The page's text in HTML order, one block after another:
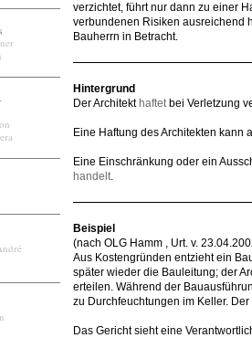
verzichtet, führt nur dann zu einer
verbundenen Risiken ausreichend
Bauherrn in Betracht.
Hintergrund
Der Architekt haftetbei Verletzung
Eine Haftung des Architekten
Eine Einschränkung oder ein
handelt.
Beispiel
(nach OLG Hamm , Urt. v.
Aus Kostengründen entzieht ein
später wieder die Bauleitung; der
erteilen. Während der
zu Durchfeuchtungen im Keller.
Das Gericht sieht eine